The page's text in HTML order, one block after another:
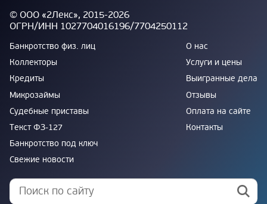
© ООО «2Лекс», 2015-2026
ОГРН/ИНН 1027704016196/7704250112
Банкротство физ. лиц
Коллекторы
Кредиты
Микрозаймы
Судебные приставы
Текст ФЗ-127
Банкротство под ключ
Свежие новости
О нас
Услуги и цены
Выигранные дела
Отзывы
Оплата на сайте
Контакты